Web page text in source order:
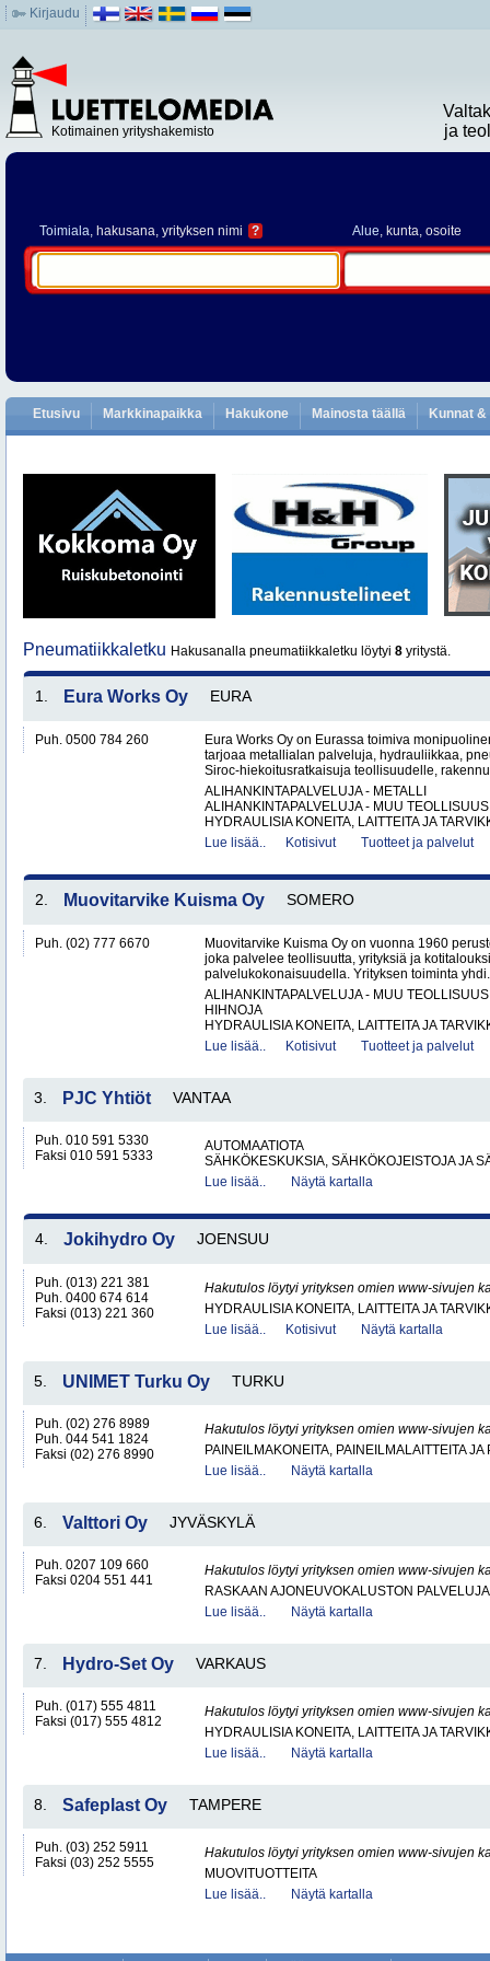
Kirjaudu
Kotimainen yrityshakemisto
ja
Toimiala, hakusana, yrityksen nimi ? Alue, kunta, osoite
Etusivu Markkinapaikka Hakukone Mainosta täällä Kunnat
Pneumatiikkaletku Hakusanalla pneumatiikkaletku löytyi 8 yritystä.
1. Eura Works Oy EURA
Puh. 0500 784 260
Eura Works Oy on Eurassa toimiva
tarjoaa metallialan palveluja, hydrauliikkaa,
Siroc-hiekoitusratkaisuja teollisuudelle,
ALIHANKINTAPALVELUJA - METALLI
ALIHANKINTAPALVELUJA - MUU TEOLLISUUS
HYDRAULISIA KONEITA, LAITTEITA JA
Lue lisää..
Kotisivut Tuotteet ja palvelut
2. Muovitarvike Kuisma Oy SOMERO
Puh. (02) 777 6670
Muovitarvike Kuisma Oy on vuonna 1960
joka palvelee teollisuutta, yrityksiä ja
palvelukokonaisuudella. Yrityksen toiminta
ALIHANKINTAPALVELUJA - MUU TEOLLISUUS
HIHNOJA
HYDRAULISIA KONEITA, LAITTEITA JA
Lue lisää..
Kotisivut Tuotteet ja palvelut
3. PJC Yhtiöt VANTAA
Puh. 010 591 5330
Faksi 010 591 5333
AUTOMAATIOTA
SÄHKÖKESKUKSIA, SÄHKÖKOJEISTOJA JA
Lue lisää..
Näytä kartalla
4. Jokihydro Oy JOENSUU
Puh. (013) 221 381
Puh. 0400 674 614
Faksi (013) 221 360
Hakutulos löytyi yrityksen omien www-sivujen
HYDRAULISIA KONEITA, LAITTEITA JA
Lue lisää..
Kotisivut Näytä kartalla
5. UNIMET Turku Oy TURKU
Puh. (02) 276 8989
Puh. 044 541 1824
Faksi (02) 276 8990
Hakutulos löytyi yrityksen omien www-sivujen
PAINEILMAKONEITA, PAINEILMALAITTEITA
Lue lisää..
Näytä kartalla
6. Valttori Oy JYVÄSKYLÄ
Puh. 0207 109 660
Faksi 0204 551 441
Hakutulos löytyi yrityksen omien www-sivujen
RASKAAN AJONEUVOKALUSTON
Lue lisää..
Näytä kartalla
7. Hydro-Set Oy VARKAUS
Puh. (017) 555 4811
Faksi (017) 555 4812
Hakutulos löytyi yrityksen omien www-sivujen
HYDRAULISIA KONEITA, LAITTEITA JA
Lue lisää..
Näytä kartalla
8. Safeplast Oy TAMPERE
Puh. (03) 252 5911
Faksi (03) 252 5555
Hakutulos löytyi yrityksen omien www-sivujen
MUOVITUOTTEITA
Lue lisää..
Näytä kartalla